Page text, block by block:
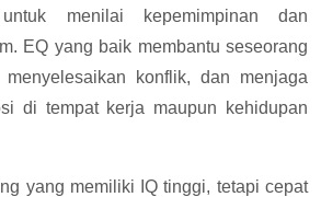
untuk menilai kepemimpinan dan
EQ yang baik membantu seseorang
menyelesaikan konflik, dan menjaga
di tempat kerja maupun kehidupan
yang memiliki IQ tinggi, tetapi cepat